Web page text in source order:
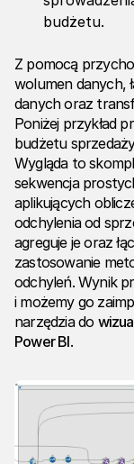
budżetu.
Z pomocą
wolumen danych,
danych oraz
Poniżej przykład
budżetu
Wygląda to
sekwencja
aplikujących
odchylenia od
agreguje je oraz
zastosowanie
odchyleń. Wynik
i możemy go
narzędzia do
Power BI.